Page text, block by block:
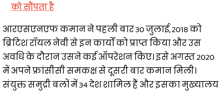
को सौंपता है
आरएसएनएफ कमान ने पहली बार 30 जुलाई, 2018 को
ब्रिटिश रॉयल नेवी से इन कार्यों को प्राप्त किया और उस
अवधि के दौरान उसने कई ऑपरेशन किए। इसे अगस्त 2020
में अपने फ्रांसीसी समकक्ष से दूसरी बार कमान मिली।
संयुक्त समुद्री बलों में 34 देश शामिल हैं और इसका मुख्यालय